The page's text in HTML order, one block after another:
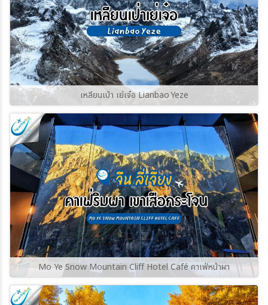
เหลียนเป่า เย่เจ๋อ Lianbao Yeze
Mo Ye Snow Mountain Cliff Hotel Café คาเฟ่หน้าผา